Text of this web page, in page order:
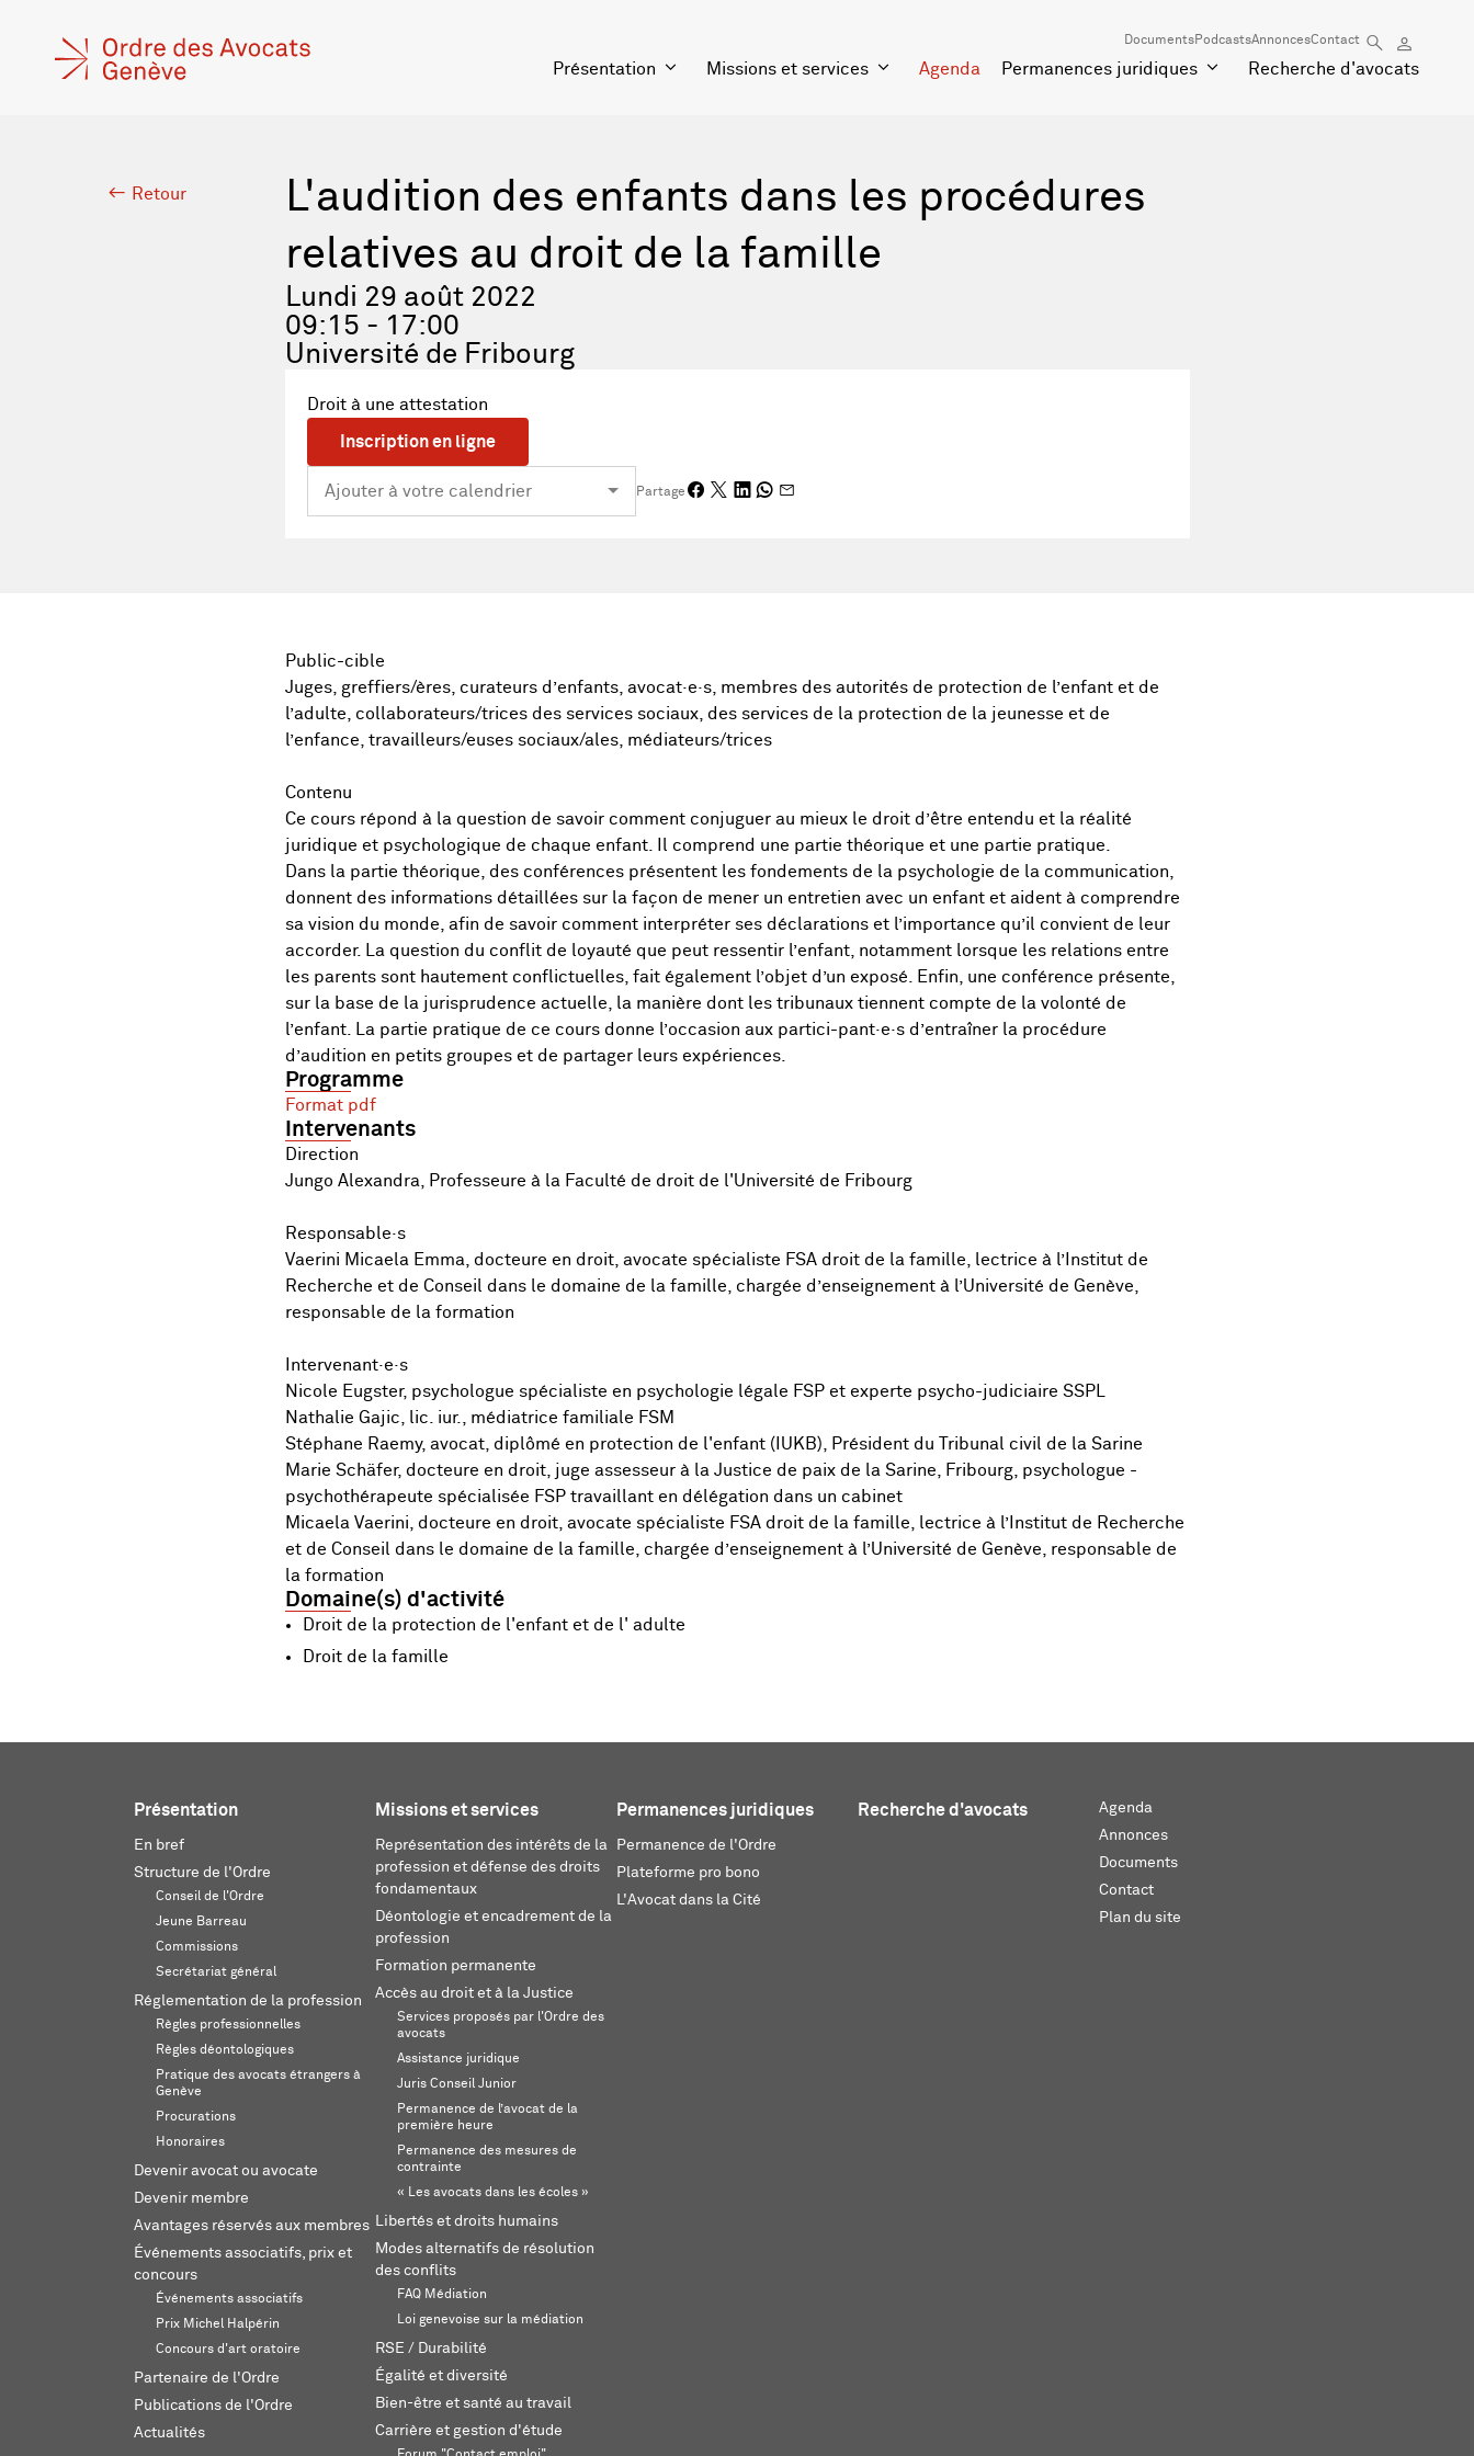
DocumentsPodcastsAnnoncesContact
Présentation Missions et services Agenda Permanences juridiques Recherche d'avocats
Retour
L'audition des enfants dans les procédures
relatives au droit de la famille
Lundi 29 août 2022
09:15 - 17:00
Université de Fribourg
Droit à une attestation
Inscription en ligne
Partage
Public-cible
Juges, greffiers/ères, curateurs d’enfants, avocat·e·s, membres des autorités de protection de l’enfant et de
l’adulte, collaborateurs/trices des services sociaux, des services de la protection de la jeunesse et de
l’enfance, travailleurs/euses sociaux/ales, médiateurs/trices
Contenu
Ce cours répond à la question de savoir comment conjuguer au mieux le droit d’être entendu et la réalité
juridique et psychologique de chaque enfant. Il comprend une partie théorique et une partie pratique.
Dans la partie théorique, des conférences présentent les fondements de la psychologie de la communication,
donnent des informations détaillées sur la façon de mener un entretien avec un enfant et aident à comprendre
sa vision du monde, afin de savoir comment interpréter ses déclarations et l’importance qu’il convient de leur
accorder. La question du conflit de loyauté que peut ressentir l’enfant, notamment lorsque les relations entre
les parents sont hautement conflictuelles, fait également l’objet d’un exposé. Enfin, une conférence présente,
sur la base de la jurisprudence actuelle, la manière dont les tribunaux tiennent compte de la volonté de
l’enfant. La partie pratique de ce cours donne l’occasion aux partici-pant·e·s d’entraîner la procédure
d’audition en petits groupes et de partager leurs expériences.
Programme
Format pdf
Intervenants
Direction
Jungo Alexandra, Professeure à la Faculté de droit de l'Université de Fribourg
Responsable·s
Vaerini Micaela Emma, docteure en droit, avocate spécialiste FSA droit de la famille, lectrice à l’Institut de
Recherche et de Conseil dans le domaine de la famille, chargée d’enseignement à l’Université de Genève,
responsable de la formation
Intervenant·e·s
Nicole Eugster, psychologue spécialiste en psychologie légale FSP et experte psycho-judiciaire SSPL
Nathalie Gajic, lic. iur., médiatrice familiale FSM
Stéphane Raemy, avocat, diplômé en protection de l'enfant (IUKB), Président du Tribunal civil de la Sarine
Marie Schäfer, docteure en droit, juge assesseur à la Justice de paix de la Sarine, Fribourg, psychologue -
psychothérapeute spécialisée FSP travaillant en délégation dans un cabinet
Micaela Vaerini, docteure en droit, avocate spécialiste FSA droit de la famille, lectrice à l’Institut de Recherche
et de Conseil dans le domaine de la famille, chargée d’enseignement à l’Université de Genève, responsable de
la formation
Domaine(s) d'activité
Droit de la protection de l'enfant et de l' adulte
Droit de la famille
Présentation
En bref
Structure de l'Ordre
Conseil de l'Ordre
Jeune Barreau
Commissions
Secrétariat général
Réglementation de la profession
Règles professionnelles
Règles déontologiques
Pratique des avocats étrangers à
Genève
Procurations
Honoraires
Devenir avocat ou avocate
Devenir membre
Avantages réservés aux membres
Événements associatifs, prix et
concours
Événements associatifs
Prix Michel Halpérin
Concours d'art oratoire
Partenaire de l'Ordre
Publications de l'Ordre
Actualités
Missions et services
Représentation des intérêts de la
profession et défense des droits
fondamentaux
Déontologie et encadrement de la
profession
Formation permanente
Accès au droit et à la Justice
Services proposés par l'Ordre des
avocats
Assistance juridique
Juris Conseil Junior
Permanence de l’avocat de la
première heure
Permanence des mesures de
contrainte
« Les avocats dans les écoles »
Libertés et droits humains
Modes alternatifs de résolution
des conflits
FAQ Médiation
Loi genevoise sur la médiation
RSE / Durabilité
Égalité et diversité
Bien-être et santé au travail
Carrière et gestion d'étude
Permanences juridiques
Permanence de l'Ordre
Plateforme pro bono
L'Avocat dans la Cité
Recherche d'avocats
Agenda
Annonces
Documents
Contact
Plan du site